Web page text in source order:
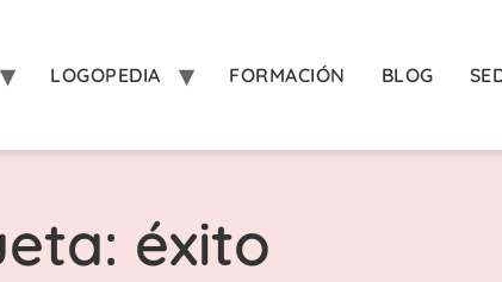
LOGOPEDIA FORMACIÓN BLOG
éxito